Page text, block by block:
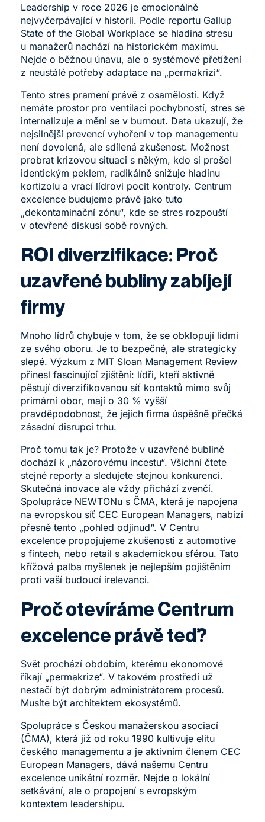
Leadership v roce 2026 je emocionálně
nejvyčerpávající v historii. Podle reportuGallup
State of the Global Workplacese hladina stresu
u manažerů nachází na historickém maximu.
Nejde o běžnou únavu, ale o systémové přetížení
z neustálé potřeby adaptace na „permakrizi“.
Tento stres pramení právě z osamělosti. Když
nemáte prostor pro ventilaci pochybností, stres se
internalizuje a mění se v burnout. Data ukazují, že
nejsilnější prevencí vyhoření v top managementu
není dovolená, ale sdílená zkušenost. Možnost
probrat krizovou situaci s někým, kdo si prošel
identickým peklem, radikálně snižuje hladinu
kortizolu a vrací lídrovi pocit kontroly. Centrum
excelence budujeme právě jako tuto
„dekontaminační zónu“, kde se stres rozpouští
v otevřené diskusi sobě rovných.
ROI diverzifikace: Proč
uzavřené bubliny zabíjejí
firmy
Mnoho lídrů chybuje v tom, že se obklopují lidmi
ze svého oboru. Je to bezpečné, ale strategicky
slepé. Výzkum z MIT Sloan Management Review
přinesl fascinující zjištění: lídři, kteří aktivně
pěstují diverzifikovanou síť kontaktů mimo svůj
primární obor, mají o 30 % vyšší
pravděpodobnost, že jejich firma úspěšně přečká
zásadní disrupci trhu.
Proč tomu tak je? Protože v uzavřené bublině
dochází k „názorovému incestu“. Všichni čtete
stejné reporty a sledujete stejnou konkurenci.
Skutečná inovace ale vždy přichází zvenčí.
Spolupráce NEWTONu s ČMA, která je napojena
na evropskou síť CEC European Managers, nabízí
přesně tento „pohled odjinud“. V Centru
excelence propojujeme zkušenosti z automotive
s fintech, nebo retail s akademickou sférou. Tato
křížová palba myšlenek je nejlepším pojištěním
proti vaší budoucí irelevanci.
Proč otevíráme Centrum
excelence právě teď?
Svět prochází obdobím, kterému ekonomové
říkají „permakrize“. V takovém prostředí už
nestačí být dobrým administrátorem procesů.
Musíte být architektem ekosystémů.
Spolupráce s Českou manažerskou asociací
(ČMA), která již od roku 1990 kultivuje elitu
českého managementu a je aktivním členem CEC
European Managers, dává našemu Centru
excelence unikátní rozměr. Nejde o lokální
setkávání, ale o propojení s evropským
kontextem leadershipu.